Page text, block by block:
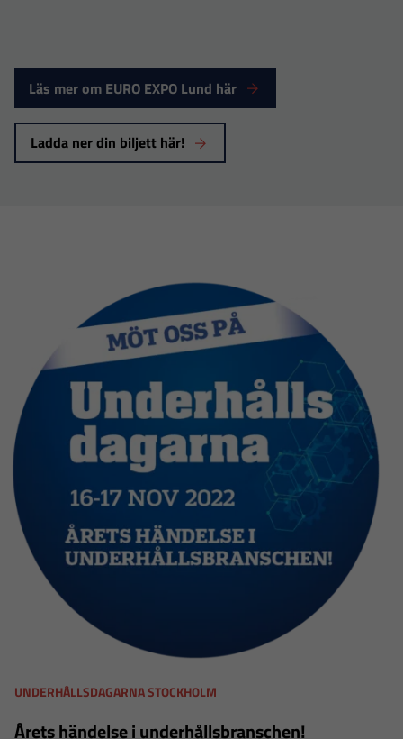
Läs mer om EURO EXPO Lund här
Ladda ner din biljett här!
UNDERHÅLLSDAGARNA STOCKHOLM
Årets händelse i underhållsbranschen!